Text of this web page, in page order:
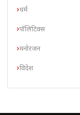
धर्म
पॉलिटिक्स
मनोरंजन
विदेश